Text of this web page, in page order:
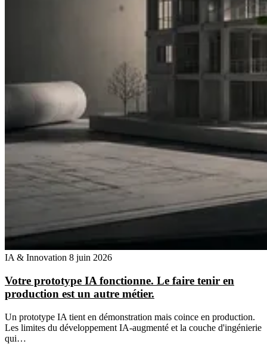
IA & Innovation 8 juin 2026
Votre prototype IA fonctionne. Le faire tenir en
production est un autre métier.
Un prototype IA tient en démonstration mais coince en production.
Les limites du développement IA-augmenté et la couche d'ingénierie
qui…